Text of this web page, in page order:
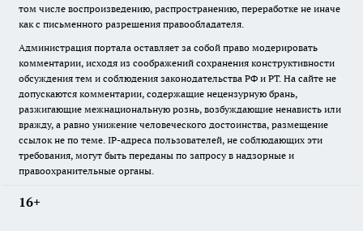
том числе воспроизведению, распространению, переработке не иначе
как с письменного разрешения правообладателя.
Администрация портала оставляет за собой право модерировать
комментарии, исходя из соображений сохранения конструктивности
обсуждения тем и соблюдения законодательства РФ и РТ. На сайте не
допускаются комментарии, содержащие нецензурную брань,
разжигающие межнациональную рознь, возбуждающие ненависть или
вражду, а равно унижение человеческого достоинства, размещение
ссылок не по теме. IP-адреса пользователей, не соблюдающих эти
требования, могут быть переданы по запросу в надзорные и
правоохранительные органы.
16+